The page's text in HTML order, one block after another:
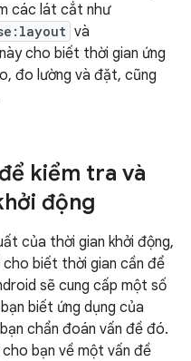
các lát cắt như
và
cho biết thời gian ứng
đo lường và đặt, cũng
kiểm tra và
động
của thời gian khởi động,
biết thời gian cần để
sẽ cung cấp một số
biết ứng dụng của
chẩn đoán vấn đề đó.
bạn về một vấn đề